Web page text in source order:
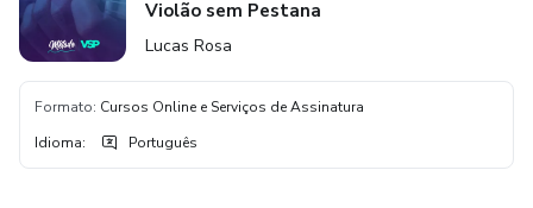
Violão sem Pestana
Lucas Rosa
Formato: Cursos Online e Serviços de Assinatura
Idioma: Português